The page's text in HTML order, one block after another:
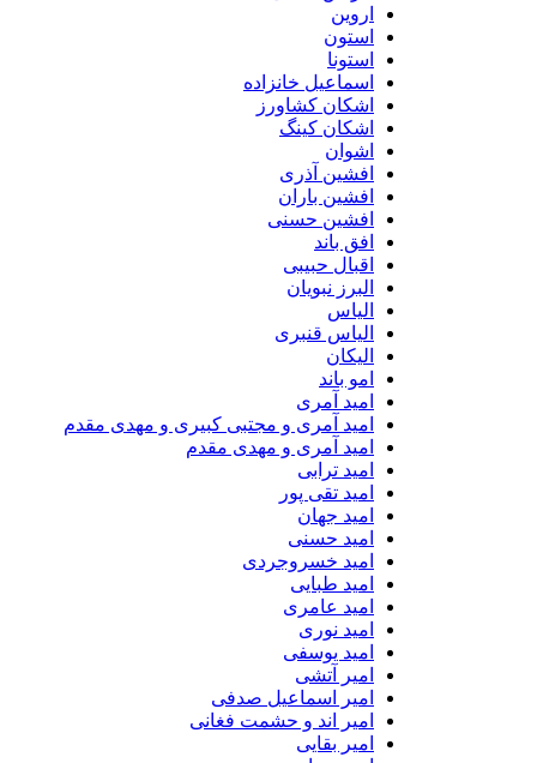
اسماعیل خانزاده
اشکان کشاورز
اشکان کینگ
افشین آذری
افشین باران
افشین حسنی
افق باند
اقبال حبیبی
البرز نبویان
الیاس قنبرى
امو باند
امید آمری
امید آمری و مجتبی کبیری و مهدى مقدم
امید آمری و مهدی مقدم
امید ترابی
امید تقی پور
امید جهان
امید حسنی
امید خسروجردی
امید طبایی
امید عامری
امید نوری
امید یوسفی
امیر آتشی
امیر اسماعیل صدفی
امیر اند و حشمت فغانی
امیر بقایی